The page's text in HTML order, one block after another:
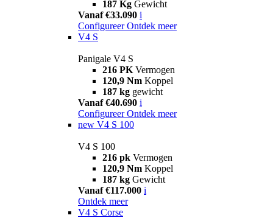
187 Kg Gewicht
Vanaf €33.090 i
Configureer Ontdek meer
V4 S
Panigale V4 S
216 PK Vermogen
120,9 Nm Koppel
187 kg gewicht
Vanaf €40.690 i
Configureer Ontdek meer
new V4 S 100
V4 S 100
216 pk Vermogen
120,9 Nm Koppel
187 kg Gewicht
Vanaf €117.000 i
Ontdek meer
V4 S Corse